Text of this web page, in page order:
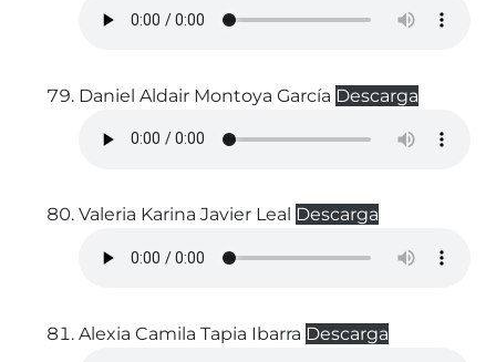
Daniel Aldair Montoya García Descarga
Valeria Karina Javier Leal Descarga
Alexia Camila Tapia Ibarra Descarga